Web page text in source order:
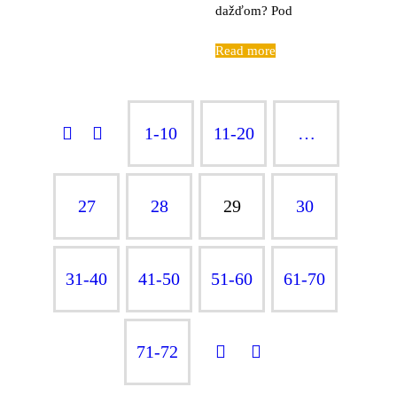
dažďom? Pod
Read more
1-10 11-20 …
27 28 29 30
31-40 41-50 51-60 61-70
71-72